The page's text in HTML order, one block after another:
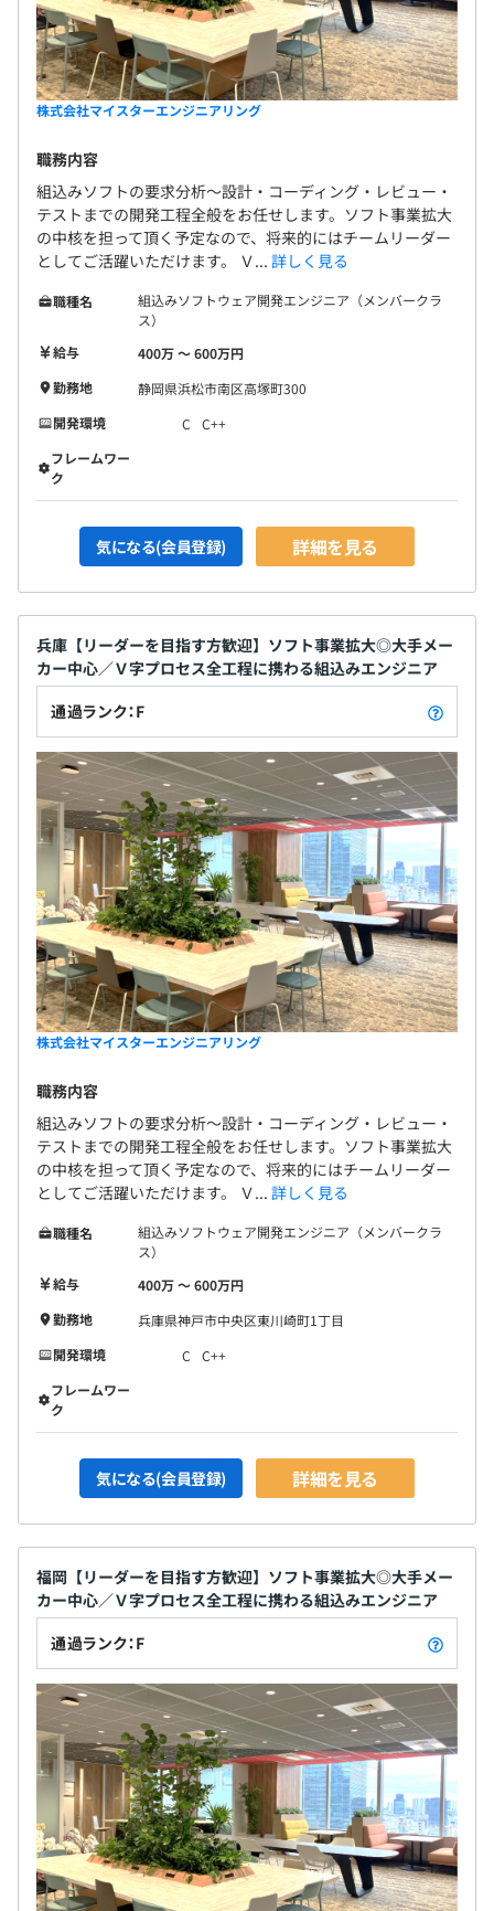
株式会社マイスターエンジニアリング
職務内容
組込みソフトの要求分析～設計・コーディング・レビュー・
テストまでの開発工程全般をお任せします。ソフト事業拡大
の中核を担って頂く予定なので、将来的にはチームリーダー
としてご活躍いただけます。 Ｖ... 詳しく見る
職種名
組込みソフトウェア開発エンジニア（メンバークラ
ス）
給与
400万 〜 600万円
勤務地
静岡県浜松市南区高塚町300
開発環境
C
C++
フレームワー
ク
気になる(会員登録) 詳細を見る
兵庫【リーダーを目指す方歓迎】ソフト事業拡大◎大手メー
カー中心／Ｖ字プロセス全工程に携わる組込みエンジニア
通過ランク：F
株式会社マイスターエンジニアリング
職務内容
組込みソフトの要求分析～設計・コーディング・レビュー・
テストまでの開発工程全般をお任せします。ソフト事業拡大
の中核を担って頂く予定なので、将来的にはチームリーダー
としてご活躍いただけます。 Ｖ... 詳しく見る
職種名
組込みソフトウェア開発エンジニア（メンバークラ
ス）
給与
400万 〜 600万円
勤務地
兵庫県神戸市中央区東川崎町1丁目
開発環境
C
C++
フレームワー
ク
気になる(会員登録) 詳細を見る
福岡【リーダーを目指す方歓迎】ソフト事業拡大◎大手メー
カー中心／Ｖ字プロセス全工程に携わる組込みエンジニア
通過ランク：F